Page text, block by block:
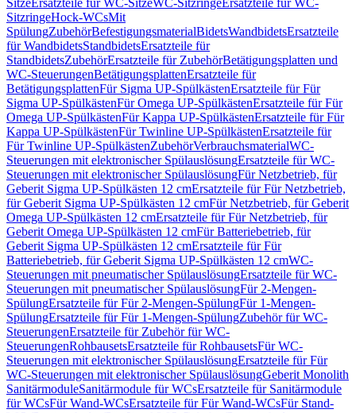
SitzeErsatzteile für WC-SitzeWC-SitzringeErsatzteile für WC-
SitzringeHock-WCsMit
SpülungZubehörBefestigungsmaterialBidetsWandbidetsErsatzteile
für WandbidetsStandbidetsErsatzteile für
StandbidetsZubehörErsatzteile für ZubehörBetätigungsplatten und
WC-SteuerungenBetätigungsplattenErsatzteile für
BetätigungsplattenFür Sigma UP-SpülkästenErsatzteile für Für
Sigma UP-SpülkästenFür Omega UP-SpülkästenErsatzteile für Für
Omega UP-SpülkästenFür Kappa UP-SpülkästenErsatzteile für Für
Kappa UP-SpülkästenFür Twinline UP-SpülkästenErsatzteile für
Für Twinline UP-SpülkästenZubehörVerbrauchsmaterialWC-
Steuerungen mit elektronischer SpülauslösungErsatzteile für WC-
Steuerungen mit elektronischer SpülauslösungFür Netzbetrieb, für
Geberit Sigma UP-Spülkästen 12 cmErsatzteile für Für Netzbetrieb,
für Geberit Sigma UP-Spülkästen 12 cmFür Netzbetrieb, für Geberit
Omega UP-Spülkästen 12 cmErsatzteile für Für Netzbetrieb, für
Geberit Omega UP-Spülkästen 12 cmFür Batteriebetrieb, für
Geberit Sigma UP-Spülkästen 12 cmErsatzteile für Für
Batteriebetrieb, für Geberit Sigma UP-Spülkästen 12 cmWC-
Steuerungen mit pneumatischer SpülauslösungErsatzteile für WC-
Steuerungen mit pneumatischer SpülauslösungFür 2-Mengen-
SpülungErsatzteile für Für 2-Mengen-SpülungFür 1-Mengen-
SpülungErsatzteile für Für 1-Mengen-SpülungZubehör für WC-
SteuerungenErsatzteile für Zubehör für WC-
SteuerungenRohbausetsErsatzteile für RohbausetsFür WC-
Steuerungen mit elektronischer SpülauslösungErsatzteile für Für
WC-Steuerungen mit elektronischer SpülauslösungGeberit Monolith
SanitärmoduleSanitärmodule für WCsErsatzteile für Sanitärmodule
für WCsFür Wand-WCsErsatzteile für Für Wand-WCsFür Stand-